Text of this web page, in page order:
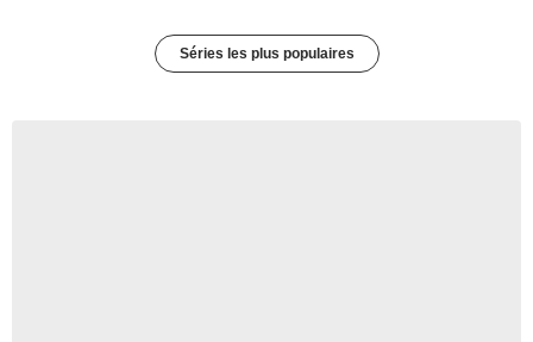
Séries les plus populaires